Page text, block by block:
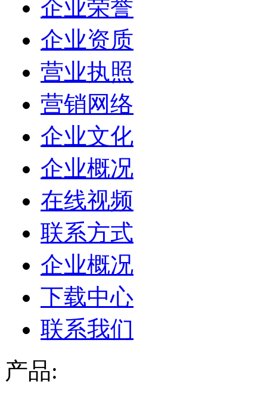
企业荣誉
企业资质
营业执照
营销网络
企业文化
企业概况
在线视频
联系方式
企业概况
下载中心
联系我们
产品: